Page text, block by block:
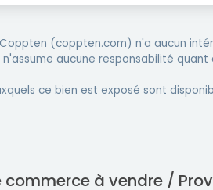
(coppten.com) n'a aucun
aucune responsabilité quant
ce bien est exposé sont
à vendre /